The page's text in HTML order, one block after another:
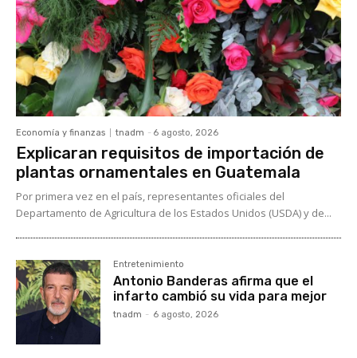
Economía y finanzas tnadm - 6 agosto, 2026
Explicaran requisitos de importación de
plantas ornamentales en Guatemala
Por primera vez en el país, representantes oficiales del
Departamento de Agricultura de los Estados Unidos (USDA) y de...
Entretenimiento
Antonio Banderas afirma que el
infarto cambió su vida para mejor
tnadm - 6 agosto, 2026